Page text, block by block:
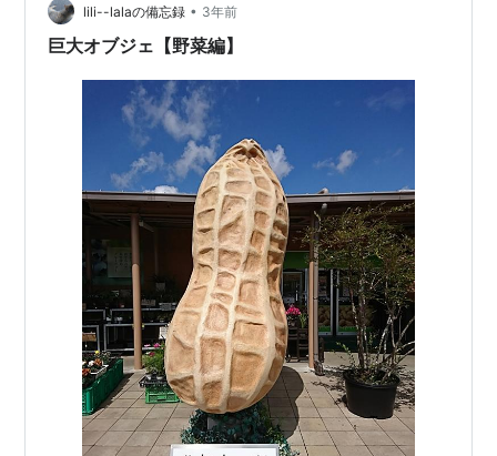
lili--lalaの備忘録 • 3年前
巨大オブジェ【野菜編】